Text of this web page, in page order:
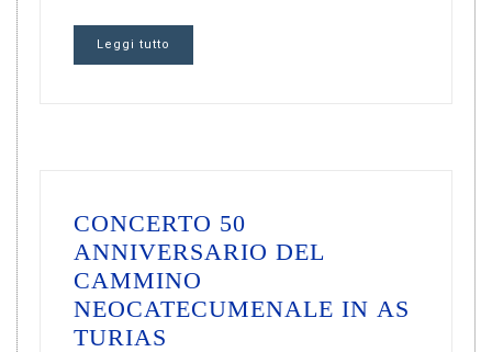
Leggi tutto
CONCERTO 50
ANNIVERSARIO DEL
CAMMINO
NEOCATECUMENALE IN AS
TURIAS